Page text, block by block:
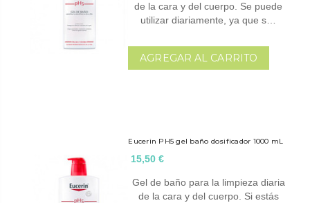
de la cara y del cuerpo. Se puede
utilizar diariamente, ya que s…
AGREGAR AL CARRITO
Eucerin PH5 gel baño dosificador 1000 mL
15,50 €
Gel de baño para la limpieza diaria
de la cara y del cuerpo. Si estás